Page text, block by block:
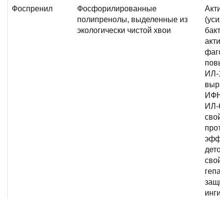
Фоспренил
Фосфорилированные
полипренолы, выделенные из
экологически чистой хвои
ИЛ-
ИЛ-